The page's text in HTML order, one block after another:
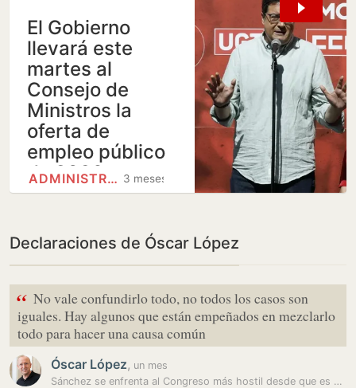
El Gobierno
llevará este
martes al
Consejo de
Ministros la
oferta de
empleo público
de 2026
3 meses
ADMINISTRACIÓN GENERAL DEL…
Declaraciones de Óscar López
“ No vale confundirlo todo, no todos los casos son
iguales. Hay algunos que están empeñados en mezclarlo
todo para hacer una causa común
Óscar López, un mes
Sánchez se enfrenta al Congreso más hostil desde que es presidente…